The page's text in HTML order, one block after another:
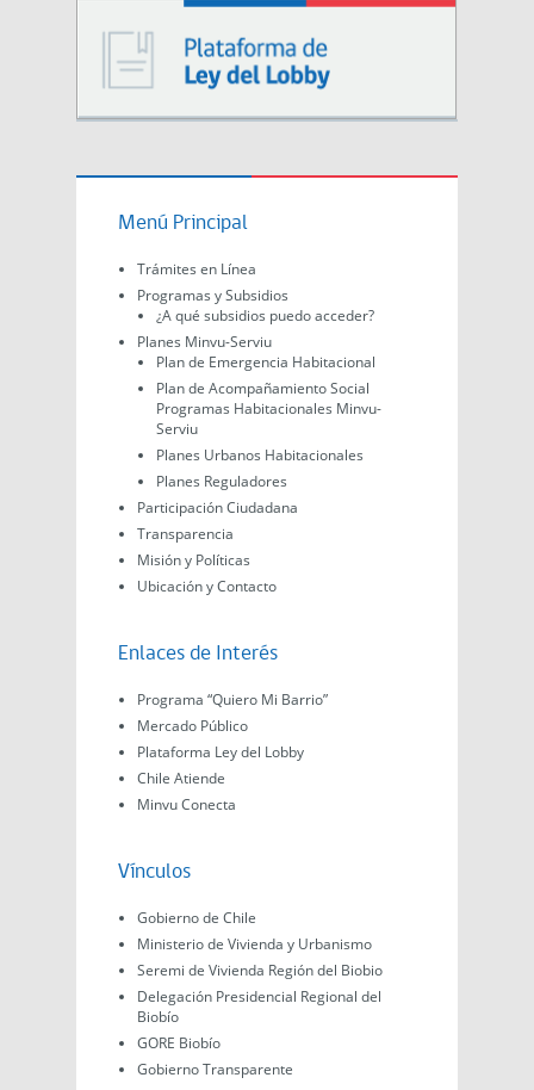
Menú Principal
Trámites en Línea
Programas y Subsidios
¿A qué subsidios puedo acceder?
Planes Minvu-Serviu
Plan de Emergencia Habitacional
Plan de Acompañamiento Social
Programas Habitacionales Minvu-
Serviu
Planes Urbanos Habitacionales
Planes Reguladores
Participación Ciudadana
Transparencia
Misión y Políticas
Ubicación y Contacto
Enlaces de Interés
Programa “Quiero Mi Barrio”
Mercado Público
Plataforma Ley del Lobby
Chile Atiende
Minvu Conecta
Vínculos
Gobierno de Chile
Ministerio de Vivienda y Urbanismo
Seremi de Vivienda Región del Biobio
Delegación Presidencial Regional del
Biobío
GORE Biobío
Gobierno Transparente